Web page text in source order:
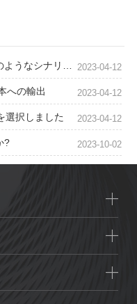
2023-04-12
2023-04-12
への輸出
2023-04-12
選択しました
2023-10-02
?